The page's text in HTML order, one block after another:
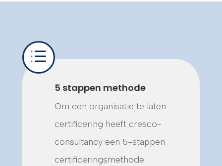
d
5 stappen methode
Om een organisatie te laten
certificering heeft cresco-
consultancy een 5-stappen
certificeringsmethode